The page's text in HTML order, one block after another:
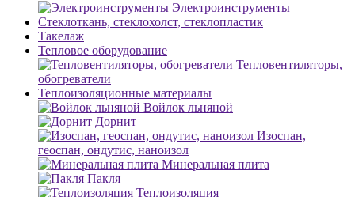
Электроинструменты
Стеклоткань, стеклохолст, стеклопластик
Такелаж
Тепловое оборудование
Тепловентиляторы,
обогреватели
Теплоизоляционные материалы
Войлок льняной
Дорнит
Изоспан,
геоспан, ондутис, наноизол
Минеральная плита
Пакля
Теплоизоляция